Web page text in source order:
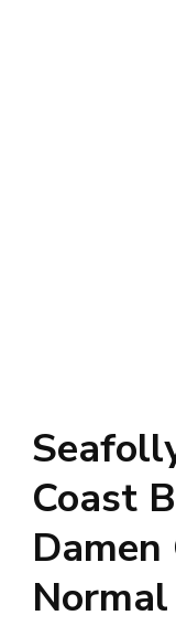
Coast
Normal